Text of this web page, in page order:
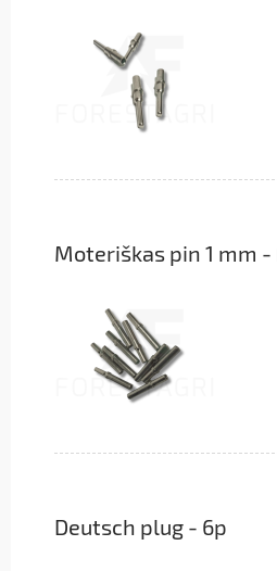
Moteriškas pin 1 mm -
Deutsch plug - 6p